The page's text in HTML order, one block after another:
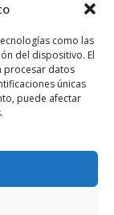
como las
del dispositivo. El
procesar datos
únicas
puede afectar